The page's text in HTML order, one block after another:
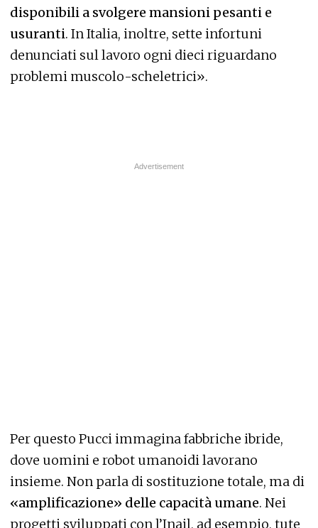
disponibili a svolgere mansioni pesanti e
usuranti. In Italia, inoltre, sette infortuni
denunciati sul lavoro ogni dieci riguardano
problemi muscolo-scheletrici».
Per questo Pucci immagina fabbriche ibride,
dove uomini e robot umanoidi lavorano
insieme. Non parla di sostituzione totale, ma di
«amplificazione» delle capacità umane. Nei
progetti sviluppati con l’Inail, ad esempio, tute